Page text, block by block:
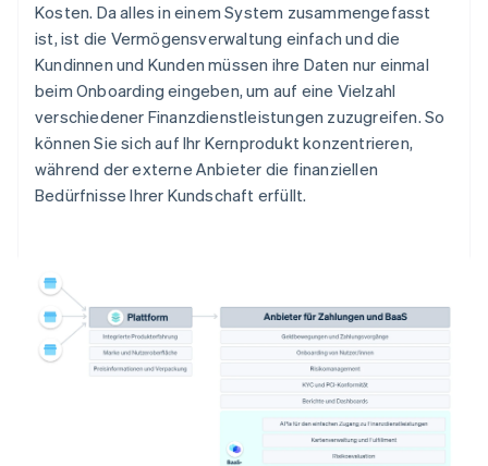
Kosten. Da alles in einem System zusammengefasst
ist, ist die Vermögensverwaltung einfach und die
Kundinnen und Kunden müssen ihre Daten nur einmal
beim Onboarding eingeben, um auf eine Vielzahl
verschiedener Finanzdienstleistungen zuzugreifen. So
können Sie sich auf Ihr Kernprodukt konzentrieren,
während der externe Anbieter die finanziellen
Bedürfnisse Ihrer Kundschaft erfüllt.